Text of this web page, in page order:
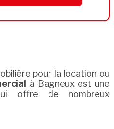
pour la location ou
à Bagneux est une
offre de nombreux